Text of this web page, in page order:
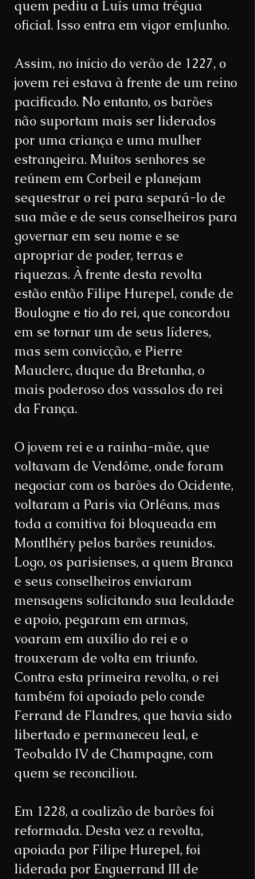
quem pediu a Luís uma trégua
oficial. Isso entra em vigor emJunho.
Assim, no início do verão de 1227, o
jovem rei estava à frente de um reino
pacificado. No entanto, os barões
não suportam mais ser liderados
por uma criança e uma mulher
estrangeira. Muitos senhores se
reúnem em Corbeil e planejam
sequestrar o rei para separá-lo de
sua mãe e de seus conselheiros para
governar em seu nome e se
apropriar de poder, terras e
riquezas. À frente desta revolta
estão então Filipe Hurepel, conde de
Boulogne e tio do rei, que concordou
em se tornar um de seus líderes,
mas sem convicção, e Pierre
Mauclerc, duque da Bretanha, o
mais poderoso dos vassalos do rei
da França.
O jovem rei e a rainha-mãe, que
voltavam de Vendôme, onde foram
negociar com os barões do Ocidente,
voltaram a Paris via Orléans, mas
toda a comitiva foi bloqueada em
Montlhéry pelos barões reunidos.
Logo, os parisienses, a quem Branca
e seus conselheiros enviaram
mensagens solicitando sua lealdade
e apoio, pegaram em armas,
voaram em auxílio do rei e o
trouxeram de volta em triunfo.
Contra esta primeira revolta, o rei
também foi apoiado pelo conde
Ferrand de Flandres, que havia sido
libertado e permaneceu leal, e
Teobaldo IV de Champagne, com
quem se reconciliou.
Em 1228, a coalizão de barões foi
reformada. Desta vez a revolta,
apoiada por Filipe Hurepel, foi
liderada por Enguerrand III de